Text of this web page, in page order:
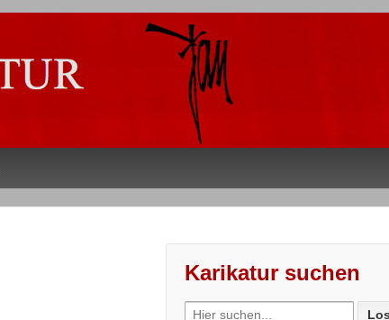
Karikatur suchen
Search